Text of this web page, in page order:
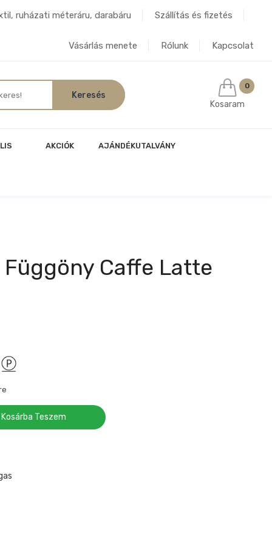
ruházati méteráru, darabáru Szállítás és fizetés
Vásárlás menete Rólunk Kapcsolat
0
Kosaram
AKCIÓK AJÁNDÉKUTALVÁNY
Caffe Latte
Kosárba Teszem